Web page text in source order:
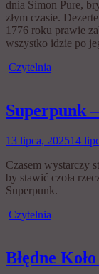
dnia Simon Pure,
złym czasie.
1776 roku prawie
wszystko idzie po
Czytelnia
Superpunk
13 lipca, 202514
Czasem wystarczy
by stawić czoła
Superpunk.
Czytelnia
Błędne